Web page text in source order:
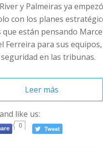
y Palmeiras ya
con los planes
que están pensando
Ferreira para sus
en las tribunas.
Leer más
like us:
0